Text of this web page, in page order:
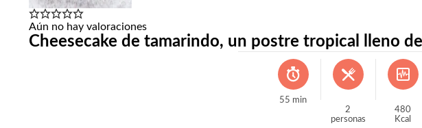
Aún no hay valoraciones
Cheesecake de tamarindo, un postre tropical lleno
55 min
2
personas
480
Kcal